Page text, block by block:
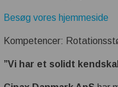
Besøg vores hjemmeside
Kompetencer:
”Vi har et solidt